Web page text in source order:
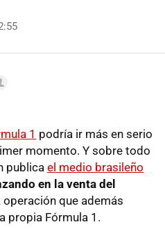
1 podría ir más en serio
momento. Y sobre todo
publica el medio brasileño
en la venta del
operación que además
propia Fórmula 1.